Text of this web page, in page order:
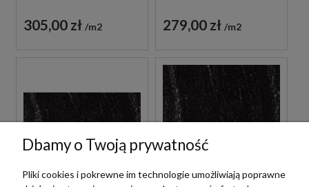
305,00 zł m2 279,00 zł m2
Dbamy o Twoją prywatność
Pliki cookies i pokrewne im technologie umożliwiają poprawne